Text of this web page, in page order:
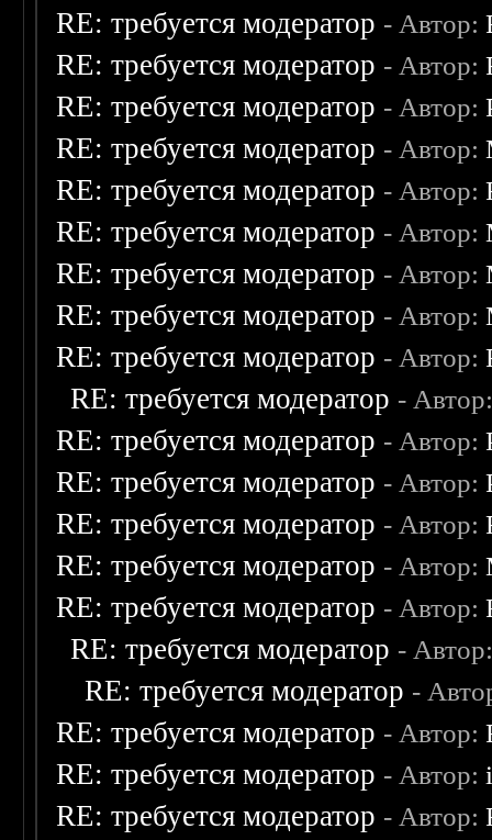
RE: требуется модератор - Автор:
RE: требуется модератор - Автор:
RE: требуется модератор - Автор:
RE: требуется модератор - Автор:
RE: требуется модератор - Автор:
RE: требуется модератор - Автор:
RE: требуется модератор - Автор:
RE: требуется модератор - Автор:
RE: требуется модератор - Автор:
RE: требуется модератор -
RE: требуется модератор - Автор:
RE: требуется модератор - Автор:
RE: требуется модератор - Автор:
RE: требуется модератор - Автор:
RE: требуется модератор - Автор:
RE: требуется модератор -
RE: требуется модератор -
RE: требуется модератор - Автор:
RE: требуется модератор - Автор:
RE: требуется модератор - Автор: